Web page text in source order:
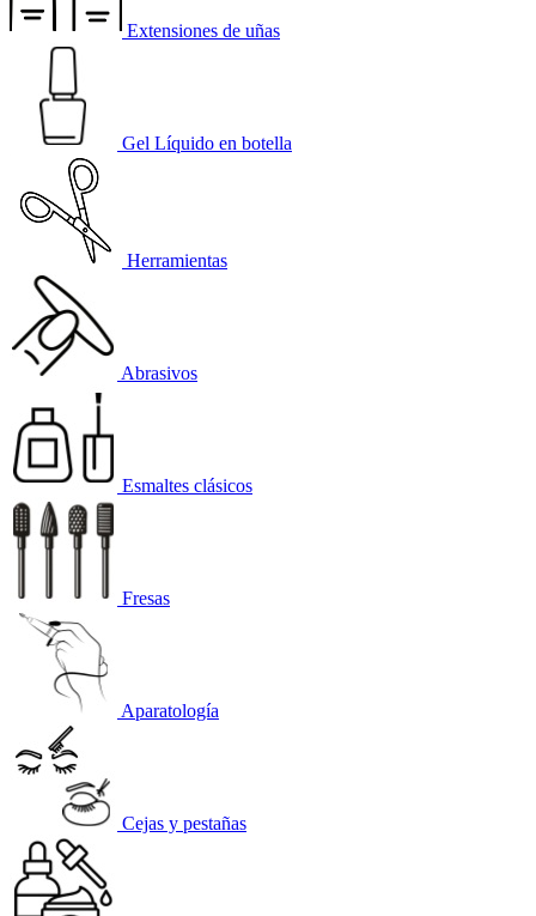
Extensiones de uñas
Gel Líquido en botella
Herramientas
Abrasivos
Esmaltes clásicos
Fresas
Aparatología
Cejas y pestañas